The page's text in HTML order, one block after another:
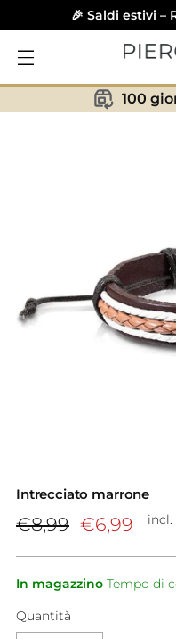
🎉 Saldi estivi –
100
Intrecciato marrone
Prezzo
listino
€8,99 €6,99 incl.
In magazzino Tempo di
Quantità